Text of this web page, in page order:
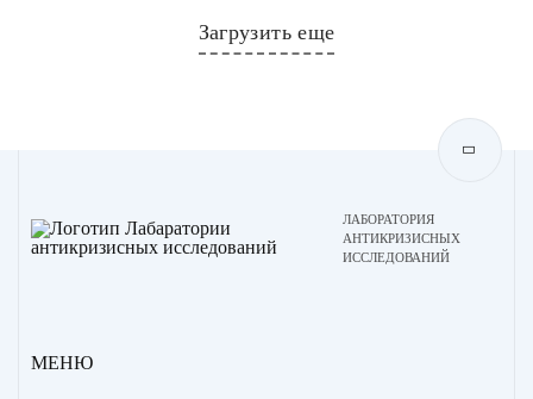
Загрузить еще
ЛАБОРАТОРИЯ
АНТИКРИЗИСНЫХ
ИССЛЕДОВАНИЙ
МЕНЮ